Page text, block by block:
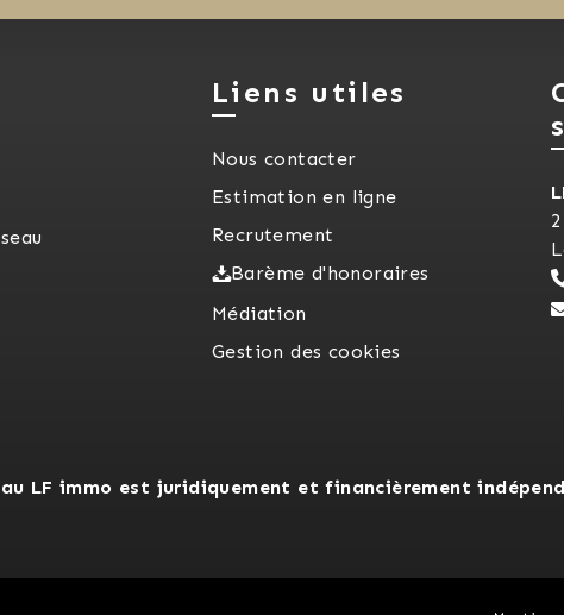
Liens utiles
Nous contacter
Estimation en ligne
Recrutement
Barème d'honoraires
Médiation
Gestion des cookies
LF immo est juridiquement et financièrement